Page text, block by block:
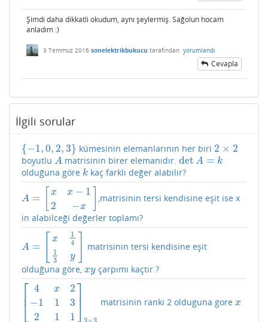
Şimdi daha dikkatli okudum, aynı şeylermiş. Sağolun hocam
anladım :)
3 Temmuz 2016 sonelektrikbukucu tarafından yorumlandı
Cevapla
İlgili sorular
{−1,0, 2,3}
{−10,2,3 } kümesinin elemanlarının her biri 2 × 2
2×2
boyutlu A
A matrisinin birer elemanıdır. det A = k
detA=k
olduğuna göre k
kkaç farklı değer alabilir?
A = x
2
x − 1
−x
A= [xx
,matrisinin tersi kendisine eşit ise x
in alabilceği değerler toplamı?
A =
x
1
3
1
4
y
A= [x1 3
matrisinin tersi kendisine eşit
olduğuna göre, xy
xy çarpımı kaçtır ?
⎡
⎣
⎢
4
−1
2
x
1
1
2
3
1
⎤
⎦
⎥
4 x2− 32 1] × matrisinin ranki 2 olduguna gorex
x